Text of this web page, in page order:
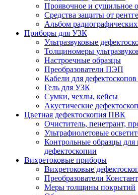
Проявочное и сушильное
Средства защиты от
Альбом
Приборы для УЗК
Ультразвуковые
Толщиномеры
Настроечные образцы
Преобразователи ПЭП
Кабели для
Гель для УЗК
Сумки, чехлы, кейсы
Акустические
Цветная дефектоскопия ПВК
Очиститель, пенетрант,
Ультрафиолетовые
Контрольные образцы для
дефектоскопии
Вихретоковые приборы
Вихретоковые
Преобразователи
Меры толщины покрытий